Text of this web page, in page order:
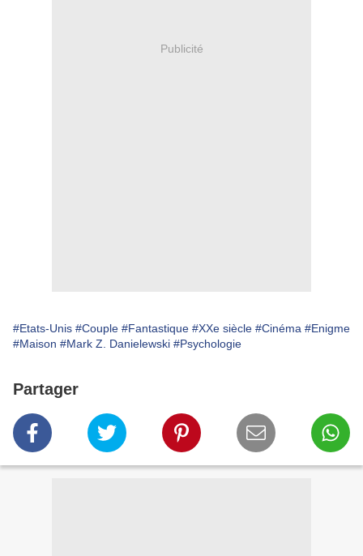
Publicité
#Etats-Unis #Couple #Fantastique #XXe siècle #Cinéma #Enigme
#Maison #Mark Z. Danielewski #Psychologie
Partager